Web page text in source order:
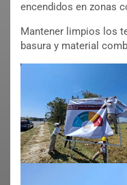
encendidos en zonas
Mantener limpios los
basura y material